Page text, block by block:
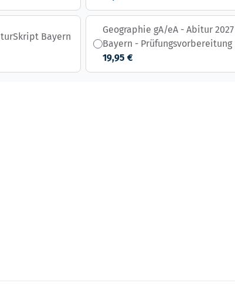
Bayern
Geographie gA/eA - Abitur 2027
Bayern - Prüfungsvorbereitung
19,95 €